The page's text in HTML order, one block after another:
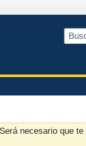
necesario que te